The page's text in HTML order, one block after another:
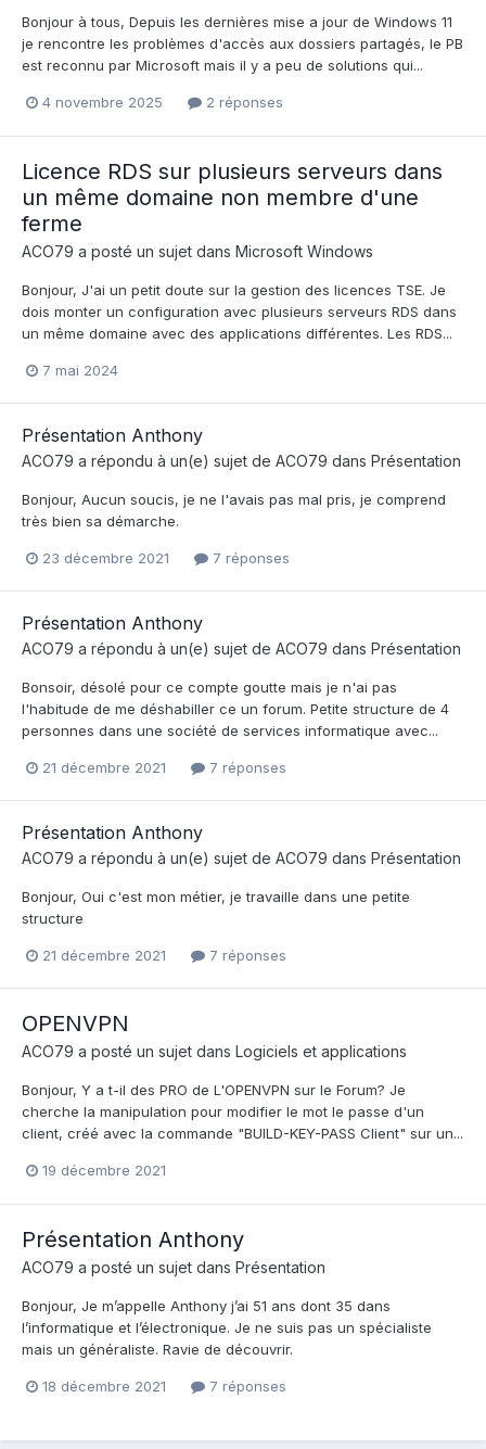
Bonjour à tous, Depuis les dernières mise a jour de Windows 11
je rencontre les problèmes d'accès aux dossiers partagés, le PB
est reconnu par Microsoft mais il y a peu de solutions qui...
4 novembre 2025 2 réponses
Licence RDS sur plusieurs serveurs dans
un même domaine non membre d'une
ferme
ACO79 a posté un sujet dans Microsoft Windows
Bonjour, J'ai un petit doute sur la gestion des licences TSE. Je
dois monter un configuration avec plusieurs serveurs RDS dans
un même domaine avec des applications différentes. Les RDS...
7 mai 2024
Présentation Anthony
ACO79 a répondu à un(e) sujet de ACO79 dans Présentation
Bonjour, Aucun soucis, je ne l'avais pas mal pris, je comprend
très bien sa démarche.
23 décembre 2021 7 réponses
Présentation Anthony
ACO79 a répondu à un(e) sujet de ACO79 dans Présentation
Bonsoir, désolé pour ce compte goutte mais je n'ai pas
l'habitude de me déshabiller ce un forum. Petite structure de 4
personnes dans une société de services informatique avec...
21 décembre 2021 7 réponses
Présentation Anthony
ACO79 a répondu à un(e) sujet de ACO79 dans Présentation
Bonjour, Oui c'est mon métier, je travaille dans une petite
structure
21 décembre 2021 7 réponses
OPENVPN
ACO79 a posté un sujet dans Logiciels et applications
Bonjour, Y a t-il des PRO de L'OPENVPN sur le Forum? Je
cherche la manipulation pour modifier le mot le passe d'un
client, créé avec la commande "BUILD-KEY-PASS Client" sur un...
19 décembre 2021
Présentation Anthony
ACO79 a posté un sujet dans Présentation
Bonjour, Je m’appelle Anthony j’ai 51 ans dont 35 dans
l’informatique et l’électronique. Je ne suis pas un spécialiste
mais un généraliste. Ravie de découvrir.
18 décembre 2021 7 réponses